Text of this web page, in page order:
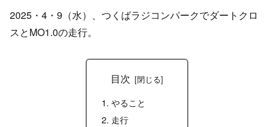
2025・4・9（水）、つくばラジコンパークでダートクロ
スとMO1.0の走行。
目次
やること
走行